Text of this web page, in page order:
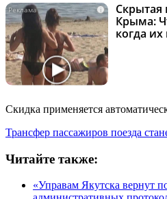
i
Скрытая
Крыма:
когда их
Скидка применяется
Трансфер пассажиров поезда
Читайте также:
«Управам Якутска вернут